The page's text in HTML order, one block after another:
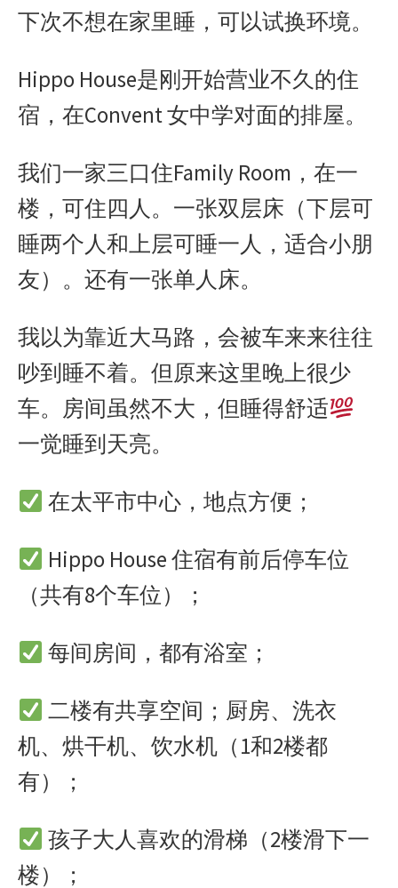
r
o
下次不想在家里睡，可以试换环境。
Hippo House是刚开始营业不久的住
宿，在Convent 女中学对面的排屋。
我们一家三口住Family Room，在一
楼，可住四人。一张双层床（下层可
睡两个人和上层可睡一人，适合小朋
友）。还有一张单人床。
我以为靠近大马路，会被车来来往往
吵到睡不着。但原来这里晚上很少
车。房间虽然不大，但睡得舒适
一觉睡到天亮。
在太平市中心，地点方便；
Hippo House 住宿有前后停车位
（共有8个车位）；
每间房间，都有浴室；
二楼有共享空间；厨房、洗衣
机、烘干机、饮水机（1和2楼都
有）；
孩子大人喜欢的滑梯（2楼滑下一
楼）；